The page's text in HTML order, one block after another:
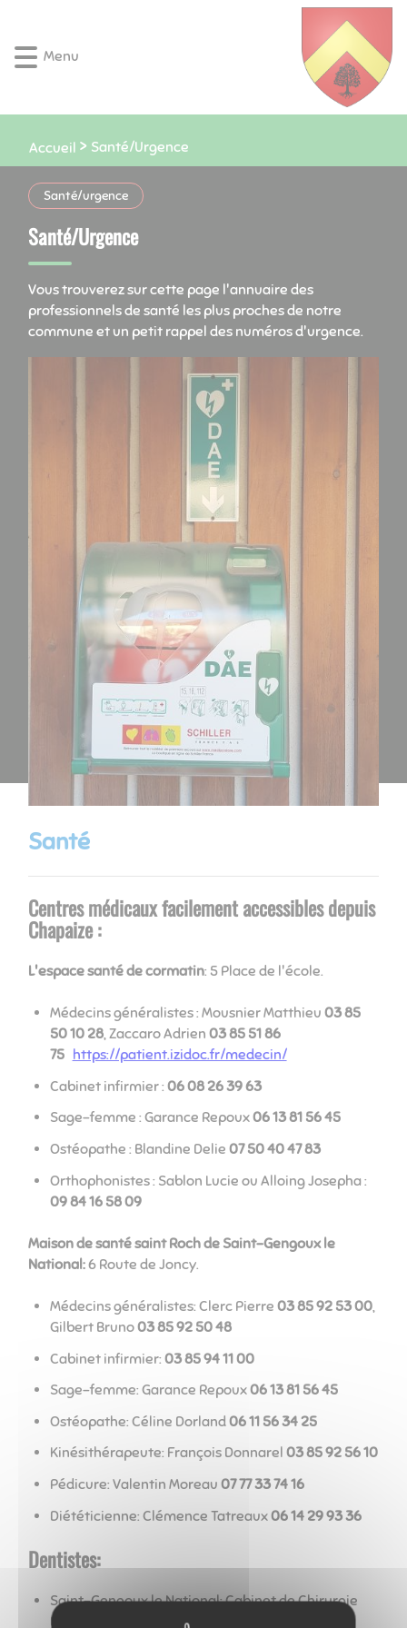
rapide
au
rapide
au
principal
rapide
recherche
rapide
au
de
Menu
Accueil Santé/Urgence
Santé/urgence
Santé/Urgence
Vous trouverez sur cette page l'annuaire des
professionnels de santé les plus proches de notre
commune et un petit rappel des numéros d'urgence.
Santé
Centres médicaux facilement accessibles depuis
Chapaize :
L'espace santé de cormatin​​​​​​​: 5 Place de l'école.
Médecins généralistes : Mousnier Matthieu 03 85
50 10 28, Zaccaro Adrien 03 85 51 86
75 https://patient.izidoc.fr/medecin/
Cabinet infirmier : 06 08 26 39 63
Sage-femme : Garance Repoux06 13 81 56 45
Ostéopathe : Blandine Delie 07 50 40 47 83
Orthophonistes : Sablon Lucie ou Alloing Josepha :
09 84 16 58 09
Maison de santé saint Roch de Saint-Gengoux le
National:6 Route de Joncy.
Médecins généralistes: Clerc Pierre 03 85 92 53 00,
Gilbert Bruno03 85 92 50 48
Cabinet infirmier: 03 85 94 11 00
Sage-femme: Garance Repoux06 13 81 56 45
Ostéopathe: Céline Dorland06 11 56 34 25
Kinésithérapeute: François Donnarel 03 85 92 56 10
Pédicure: Valentin Moreau 07 77 33 74 16
Diététicienne: Clémence Tatreaux06 14 29 93 36
Dentistes:
Saint-Gengoux le National: Cabinet de Chirurgie
Dentaire: 17 bis route de Joncy des Docteurs